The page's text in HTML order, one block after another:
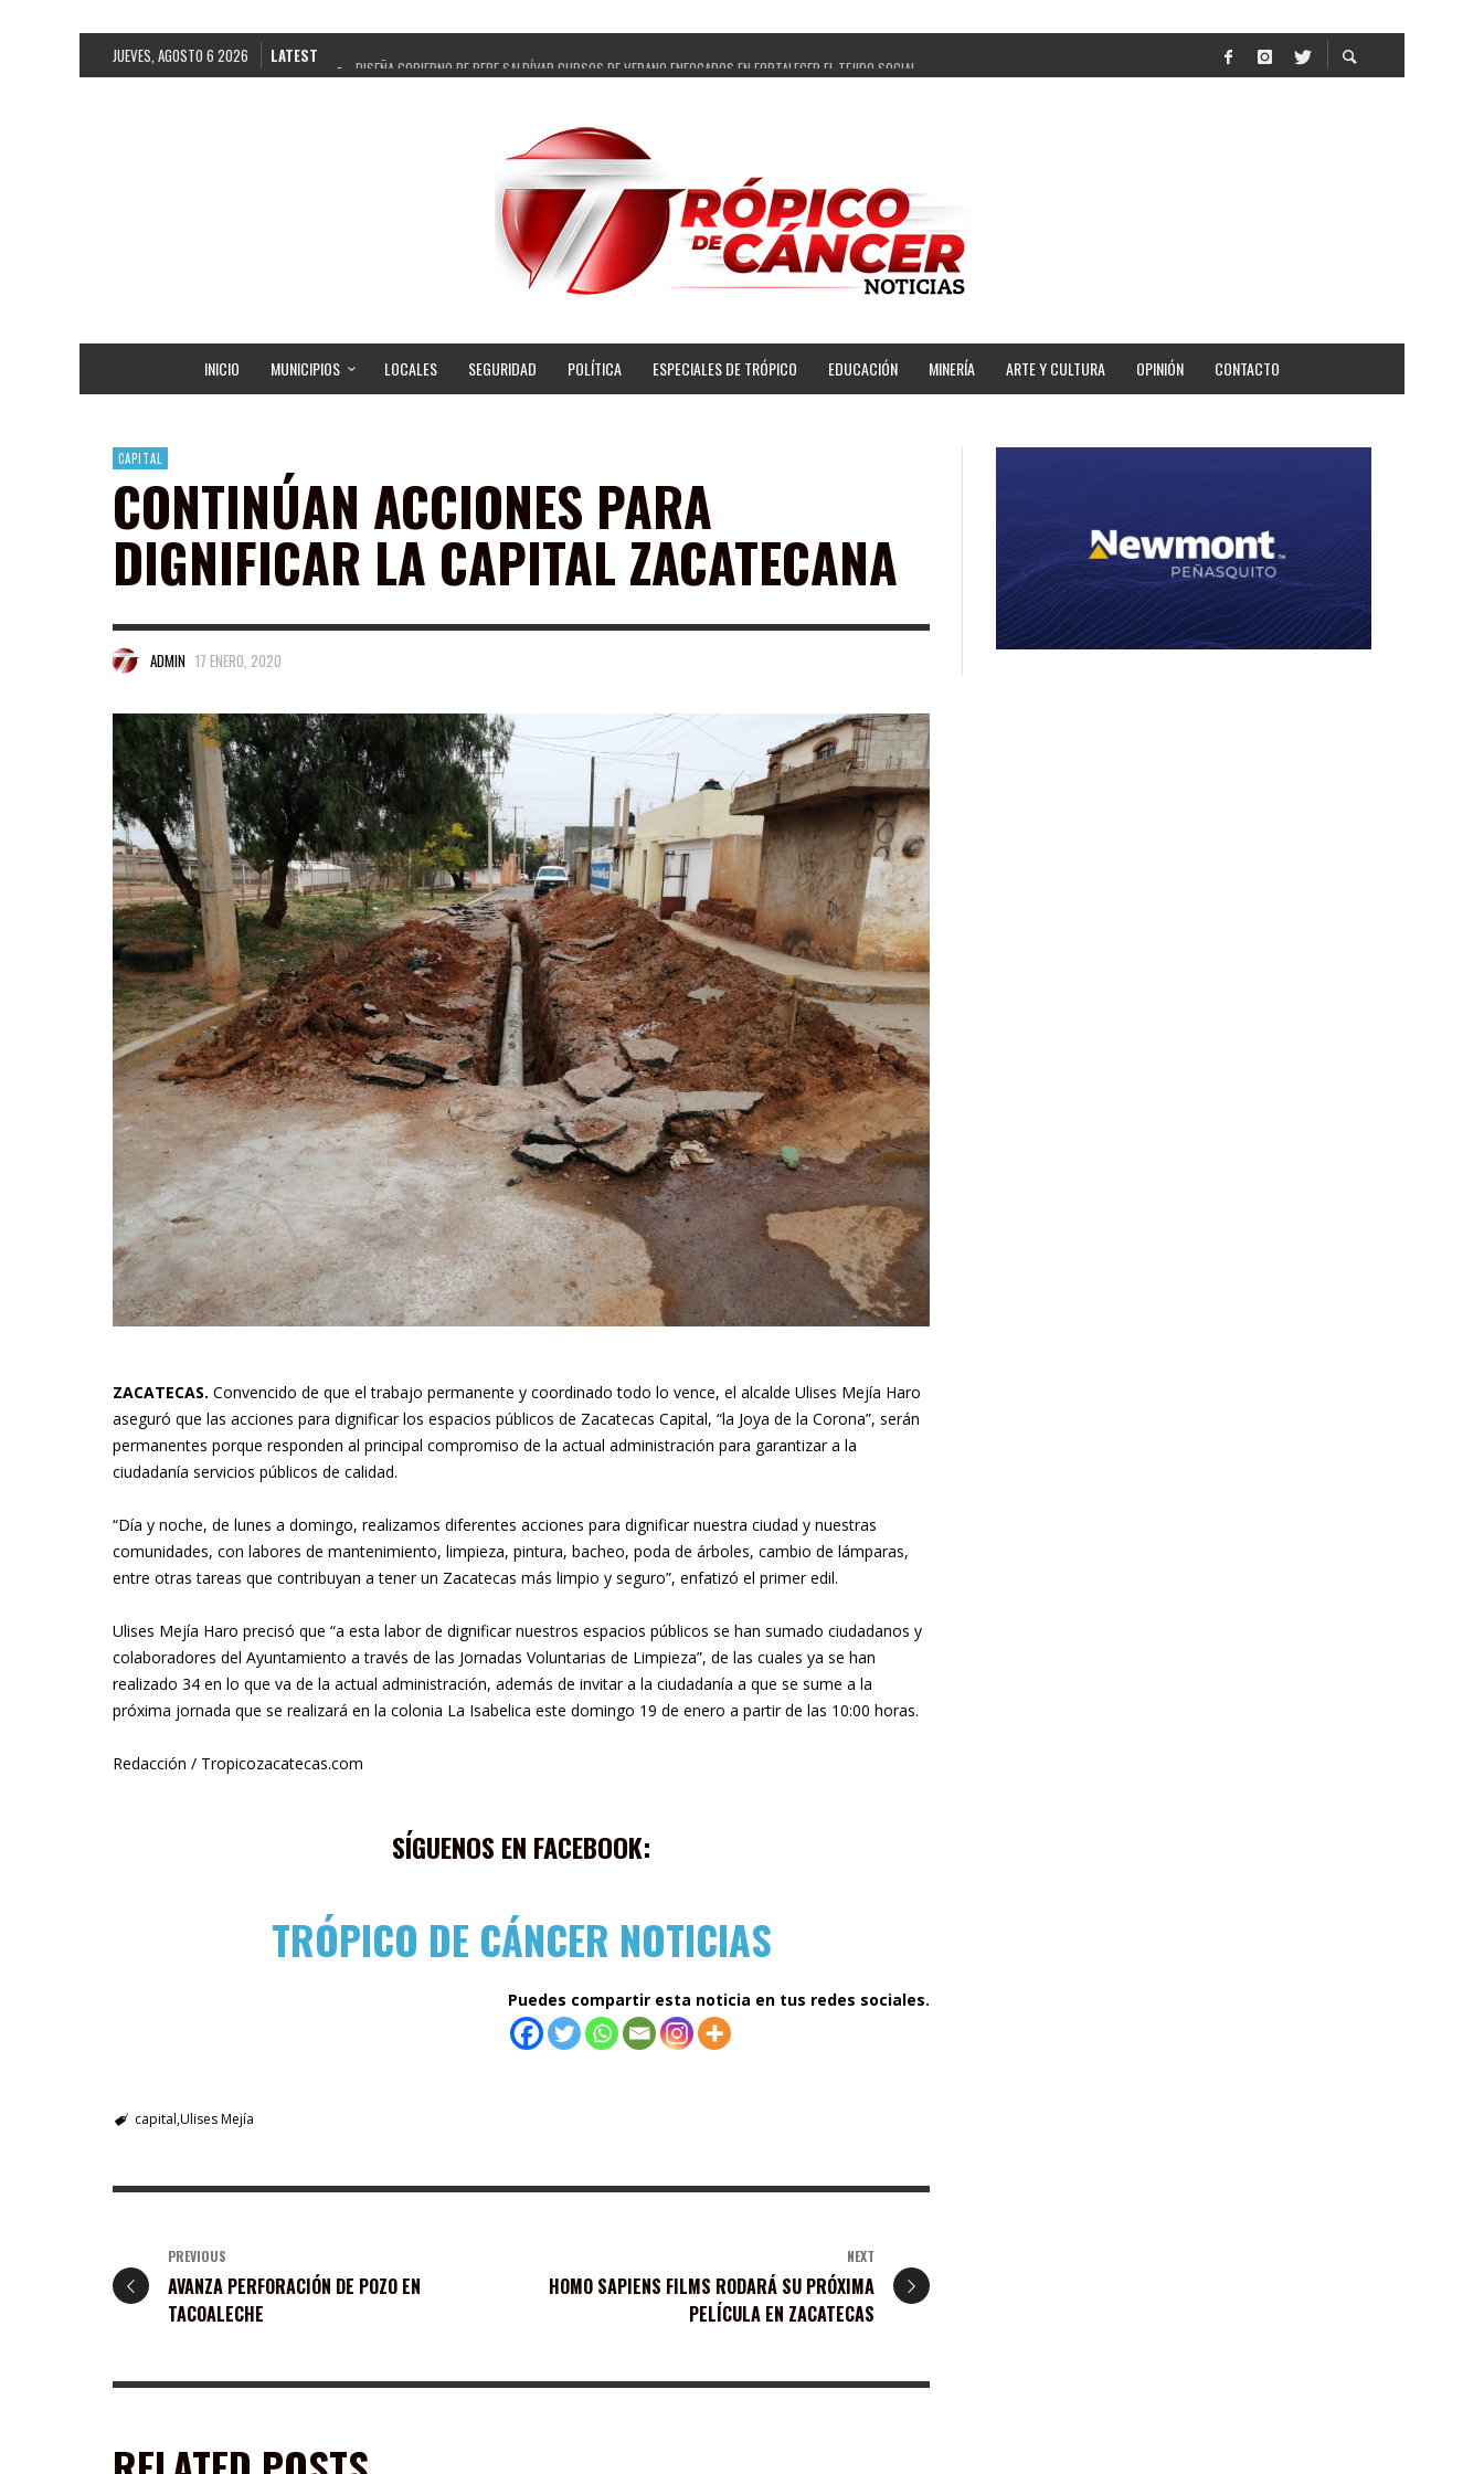
JUEVES, AGOSTO 6 2026 LATEST
DISEÑA GOBIERNO DE PEPE SALDÍVAR CURSOS DE VERANO ENFOCADOS EN FORTALECER EL TEJIDO SOCIAL
FORTALECE GOBIERNO DE PEPE SALDÍVAR LA EDUCACIÓN EN LA ZACATECANA CON COMODATO DE CENTRO DE BIENESTAR
GOBIERNO DE PEPE SALDÍVAR Y GRUPO FEMSA GENERAN MÁS DE 3 MIL EMPLEOS EN GUADALUPE
CUARTA FERIA EXPO AGROPECUARIA TRAJO BENEFICIO DIRECTO A GUADALUPE: PEPE SALDÍVAR
RECONOCE PEPE SALDÍVAR A ARTISTA ZACATECANA VICTORIA HERNÁNDEZ
SON MUJERES GUADALUPENSES PRINCIPALES BENEFICIADAS DEL PROGRAMA VIVIENDAS PARA EL BIENESTAR
INICIO MUNICIPIOS LOCALES SEGURIDAD POLÍTICA ESPECIALES DE TRÓPICO EDUCACIÓN MINERÍA ARTE Y CULTURA OPINIÓN CONTACTO
CAPITAL
CONTINÚAN ACCIONES PARA
DIGNIFICAR LA CAPITAL ZACATECANA
ADMIN 17 ENERO, 2020
ZACATECAS. Convencido de que el trabajo permanente y coordinado todo lo vence, el alcalde Ulises Mejía Haro
aseguró que las acciones para dignificar los espacios públicos de Zacatecas Capital, “la Joya de la Corona”, serán
permanentes porque responden al principal compromiso de la actual administración para garantizar a la
ciudadanía servicios públicos de calidad.
“Día y noche, de lunes a domingo, realizamos diferentes acciones para dignificar nuestra ciudad y nuestras
comunidades, con labores de mantenimiento, limpieza, pintura, bacheo, poda de árboles, cambio de lámparas,
entre otras tareas que contribuyan a tener un Zacatecas más limpio y seguro”, enfatizó el primer edil.
Ulises Mejía Haro precisó que “a esta labor de dignificar nuestros espacios públicos se han sumado ciudadanos y
colaboradores del Ayuntamiento a través de las Jornadas Voluntarias de Limpieza”, de las cuales ya se han
realizado 34 en lo que va de la actual administración, además de invitar a la ciudadanía a que se sume a la
próxima jornada que se realizará en la colonia La Isabelica este domingo 19 de enero a partir de las 10:00 horas.
Redacción / Tropicozacatecas.com
SÍGUENOS EN FACEBOOK:
TRÓPICO DE CÁNCER NOTICIAS
Puedes compartir esta noticia en tus redes sociales.
capital Ulises Mejía
PREVIOUS
AVANZA PERFORACIÓN DE POZO EN
TACOALECHE
NEXT
HOMO SAPIENS FILMS RODARÁ SU PRÓXIMA
PELÍCULA EN ZACATECAS